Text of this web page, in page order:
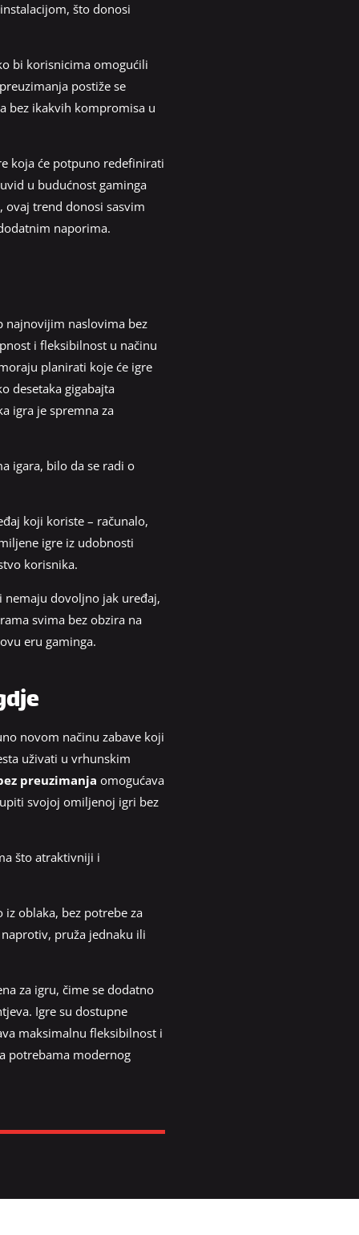
što donosi
bi korisnicima omogućili
postiže se
bez ikakvih kompromisa u
koja će potpuno redefinirati
u budućnost gaminga
ovaj trend donosi sasvim
naporima.
najnovijim naslovima bez
i fleksibilnost u načinu
planirati koje će igre
desetaka gigabajta
igra je spremna za
igara, bilo da se radi o
koji koriste – računalo,
igre iz udobnosti
korisnika.
nemaju dovoljno jak uređaj,
svima bez obzira na
eru gaminga.
novom načinu zabave koji
uživati u vrhunskim
preuzimanja omogućava
svojoj omiljenoj igri bez
što atraktivniji i
oblaka, bez potrebe za
pruža jednaku ili
za igru, čime se dodatno
Igre su dostupne
maksimalnu fleksibilnost i
potrebama modernog